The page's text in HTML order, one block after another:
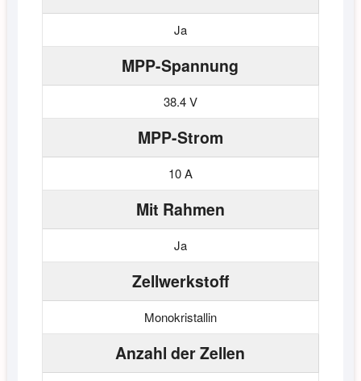
Ja
MPP-Spannung
38.4 V
MPP-Strom
10 A
Mit Rahmen
Ja
Zellwerkstoff
Monokristallin
Anzahl der Zellen